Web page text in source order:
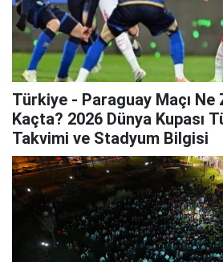
Türkiye - Paraguay Maçı Ne
Kaçta? 2026 Dünya Kupası
Takvimi ve Stadyum Bilgisi